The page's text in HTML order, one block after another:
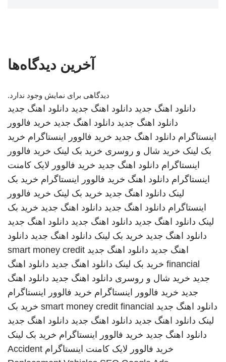
آخرین دیدگاه‌ها
دیدگاهی برای نمایش وجود ندارد.
دانلود اهنگ جدید دانلود اهنگ جدید دانلود اهنگ جدید
دانلود اهنگ جدید دانلود اهنگ جدید خرید فالوور
اینستاگرام دانلود اهنگ جدید خرید فالوور اینستاگرام خرید
بک لینک خرید شال و روسری خرید بک لینک خرید فالوور
اینستاگرام دانلود اهنگ جدید خرید فالوور لایک کامنت
اینستاگرام دانلود اهنگ خرید فالوور اینستاگرام خرید بک
لینک دانلود اهنگ جدید خرید بک لینک خرید فالوور
اینستاگرام دانلود اهنگ جدید دانلود اهنگ جدید خرید بک
لینک دانلود اهنگ جدید دانلود اهنگ جدید دانلود اهنگ جدید
دانلود اهنگ جدید خرید بک لینک دانلود اهنگ جدید دانلود
اهنگ جدید دانلود اهنگ جدید smart money credit
financial خرید بک لینک دانلود اهنگ جدید دانلود اهنگ
جدید خرید شال و روسری دانلود اهنگ جدید دانلود اهنگ
جدید خرید فالوور اینستاگرام خرید فالوور اینستاگرام
دانلود اهنگ جدید smart money credit financial خرید بک
لینک دانلود اهنگ جدید دانلود اهنگ جدید دانلود اهنگ جدید
دانلود اهنگ جدید خرید فالوور اینستاگرام خرید بک لینک
خرید فالوور لایک کامنت اینستاگرام Accident